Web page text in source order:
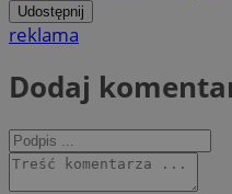
Udostępnij
reklama
Dodaj